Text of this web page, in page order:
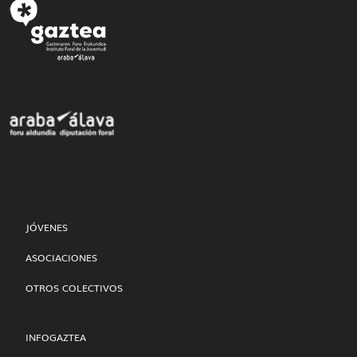
JÓVENES
ASOCIACIONES
OTROS COLECTIVOS
INFOGAZTEA